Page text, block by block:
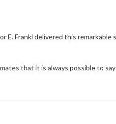
Frankl delivered this
that it is always possible to say